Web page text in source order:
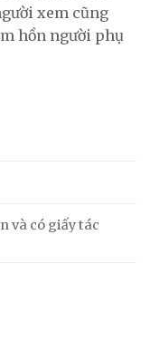
xem cũng
hồn người phụ
và có giấy tác